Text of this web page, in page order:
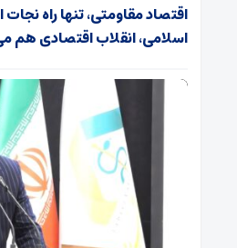
اقتصاد مقاومتی، تنها راه
اسلامی، انقلاب اقتصادی هم